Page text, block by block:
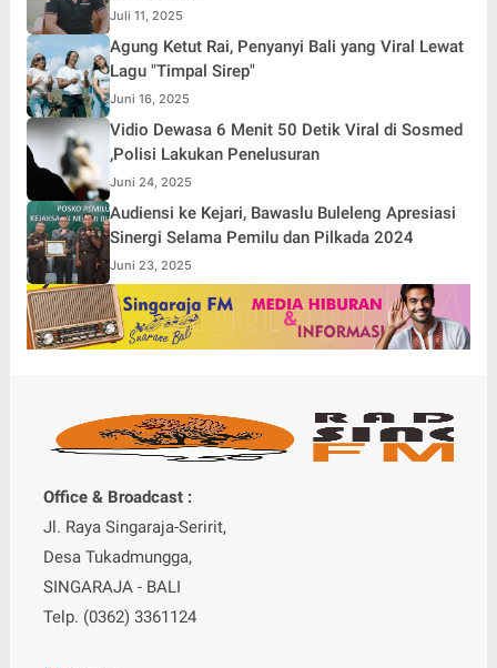
Juli 11, 2025
Agung Ketut Rai, Penyanyi Bali yang Viral Lewat
Lagu "Timpal Sirep"
Juni 16, 2025
Vidio Dewasa 6 Menit 50 Detik Viral di Sosmed
,Polisi Lakukan Penelusuran
Juni 24, 2025
Audiensi ke Kejari, Bawaslu Buleleng Apresiasi
Sinergi Selama Pemilu dan Pilkada 2024
Juni 23, 2025
Office & Broadcast :
Jl. Raya Singaraja-Seririt,
Desa Tukadmungga,
SINGARAJA - BALI
Telp. (0362) 3361124